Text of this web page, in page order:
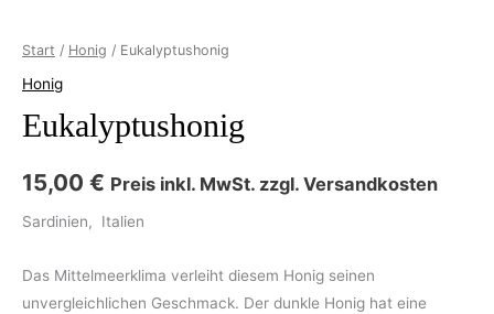
Start / Honig / Eukalyptushonig
Honig
Eukalyptushonig
15,00 € Preis inkl. MwSt. zzgl. Versandkosten
Sardinien, Italien
Das Mittelmeerklima verleiht diesem Honig seinen
unvergleichlichen Geschmack. Der dunkle Honig hat eine